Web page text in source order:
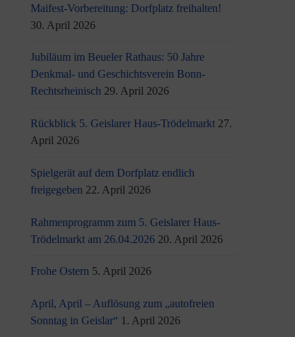
Maifest-Vorbereitung: Dorfplatz freihalten!
30. April 2026
Jubiläum im Beueler Rathaus: 50 Jahre
Denkmal- und Geschichtsverein Bonn-
Rechtsrheinisch 29. April 2026
Rückblick 5. Geislarer Haus-Trödelmarkt 27.
April 2026
Spielgerät auf dem Dorfplatz endlich
freigegeben 22. April 2026
Rahmenprogramm zum 5. Geislarer Haus-
Trödelmarkt am 26.04.2026 20. April 2026
Frohe Ostern 5. April 2026
April, April – Auflösung zum „autofreien
Sonntag in Geislar“ 1. April 2026